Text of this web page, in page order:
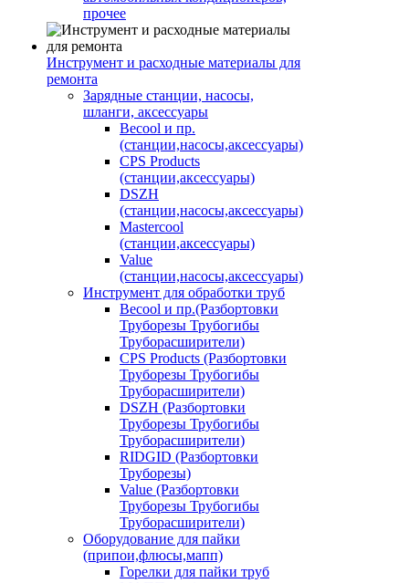
прочее
Инструмент и расходные материалы для
ремонта
Зарядные станции, насосы,
шланги, аксессуары
Becool и пр.
(станции,насосы,аксессуары)
CPS Products
(станции,аксессуары)
DSZH
(станции,насосы,аксессуары)
Mastercool
(станции,аксессуары)
Value
(станции,насосы,аксессуары)
Инструмент для обработки труб
Becool и пр.(Разбортовки
Труборезы Трубогибы
Труборасширители)
CPS Products (Разбортовки
Труборезы Трубогибы
Труборасширители)
DSZH (Разбортовки
Труборезы Трубогибы
Труборасширители)
RIDGID (Разбортовки
Труборезы)
Value (Разбортовки
Труборезы Трубогибы
Труборасширители)
Оборудование для пайки
(припои,флюсы,мапп)
Горелки для пайки труб